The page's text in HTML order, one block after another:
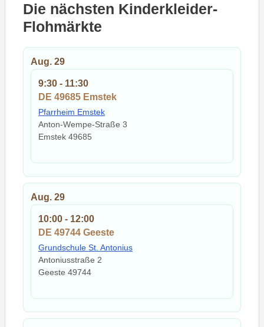
Die nächsten Kinderkleider-
Flohmärkte
Aug. 29
9:30 - 11:30
DE 49685 Emstek
Pfarrheim Emstek
Anton-Wempe-Straße 3
Emstek 49685
Aug. 29
10:00 - 12:00
DE 49744 Geeste
Grundschule St. Antonius
Antoniusstraße 2
Geeste 49744